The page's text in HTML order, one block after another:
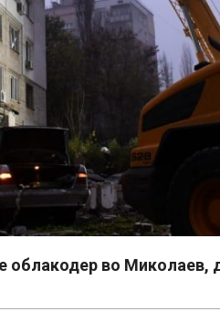
облакодер во Миколаев,